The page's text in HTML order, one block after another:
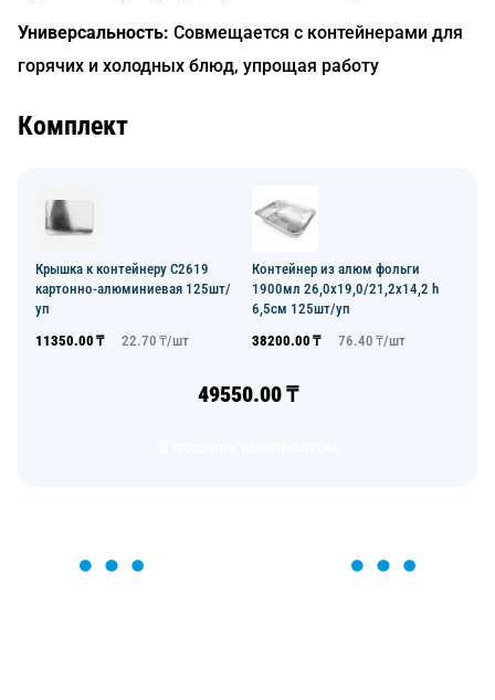
Универсальность: Совмещается с контейнерами для
горячих и холодных блюд, упрощая работу
Комплект
Крышка к контейнеру C2619
картонно-алюминиевая 125шт/
уп
11350.00 ₸ 22.70 ₸/шт
Контейнер из алюм фольги
1900мл 26,0x19,0/21,2x14,2 h
6,5см 125шт/уп
38200.00 ₸ 76.40 ₸/шт
49550.00₸